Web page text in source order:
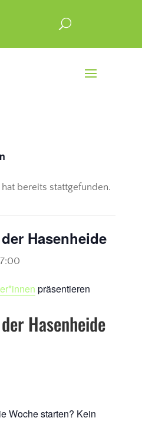
bereits stattgefunden.
Hasenheide
präsentieren
Hasenheide
Woche starten? Kein